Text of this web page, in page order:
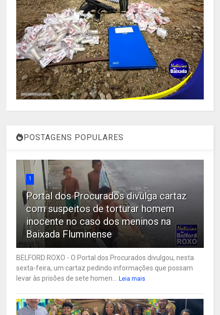
POSTAGENS POPULARES
1
Portal dos Procurados divulga cartaz
com suspeitos de torturar homem
inocente no caso dos meninos na
Baixada Fluminense
BELFORD ROXO - O Portal dos Procurados divulgou, nesta
sexta-feira, um cartaz pedindo informações que possam
levar às prisões de sete homen...
Leia mais